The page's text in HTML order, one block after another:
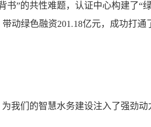
书”的共性难题，认证中心构建了“
动绿色融资201.18亿元，成功打
们的智慧水务建设注入了强劲动